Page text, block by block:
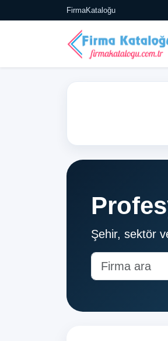
FirmaKataloğu
Şehir, sektör